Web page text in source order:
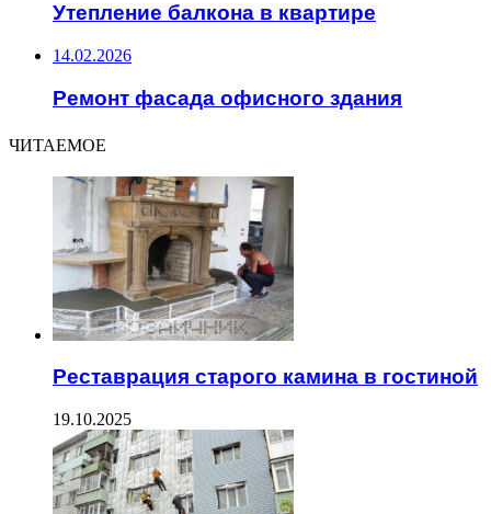
Утепление балкона в квартире
14.02.2026
Ремонт фасада офисного здания
ЧИТАЕМОЕ
Реставрация старого камина в гостиной
19.10.2025